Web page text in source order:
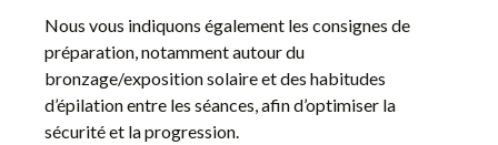
Nous vous indiquons également les consignes de
préparation, notamment autour du
bronzage/exposition solaire et des habitudes
d’épilation entre les séances, afin d’optimiser la
sécurité et la progression.